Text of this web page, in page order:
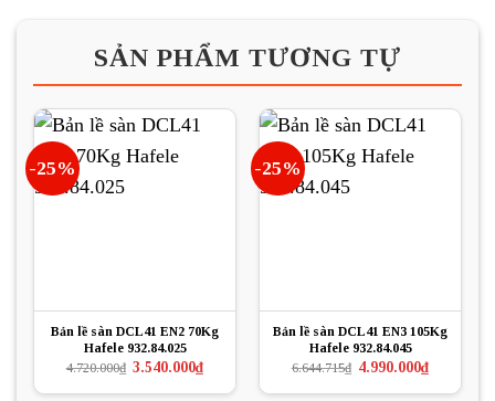
SẢN PHẨM TƯƠNG TỰ
-25%
Bản lề sàn DCL41 EN2 70Kg
Hafele 932.84.025
4.720.000₫ Giá
là:
3.540.000₫Giá
hiện
tại
-25%
Bản lề sàn DCL41 EN3 105Kg
Hafele 932.84.045
6.644.715₫ Giá
là:
4.990.000₫Giá
hiện
tại